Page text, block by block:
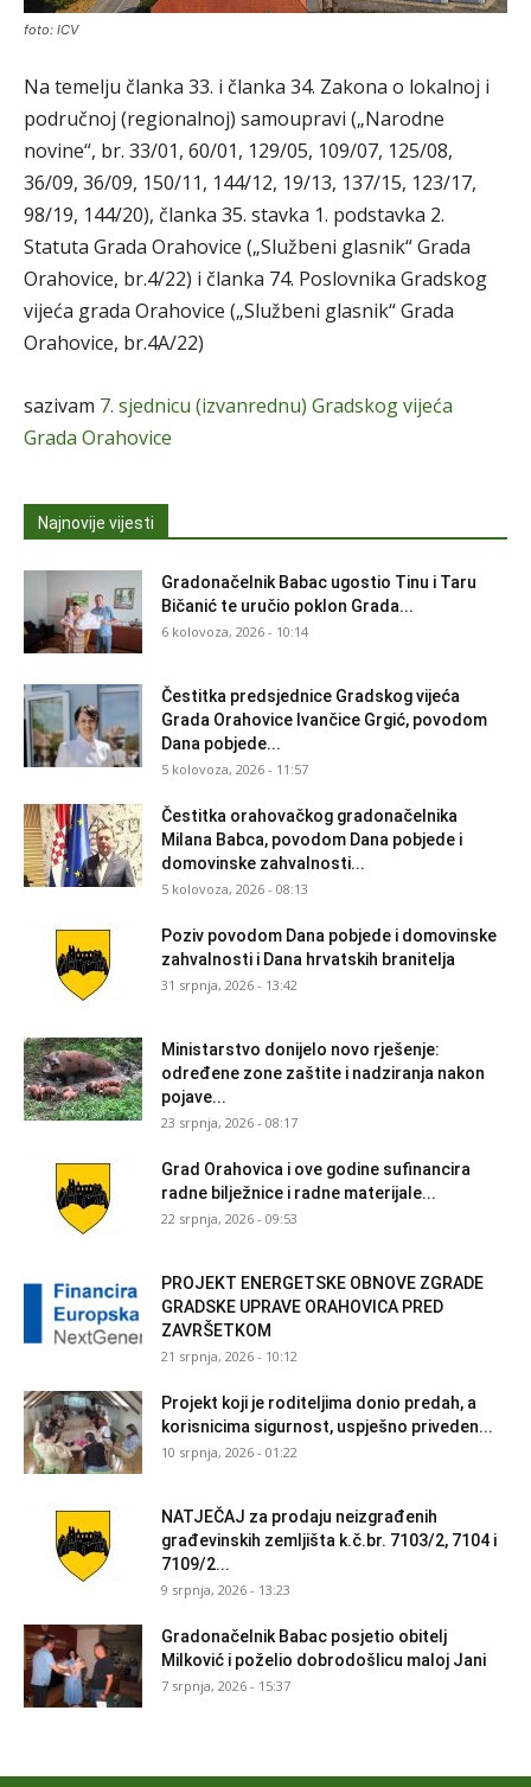
foto: ICV
Na temelju članka 33. i članka 34. Zakona o lokalnoj i
područnoj (regionalnoj) samoupravi („Narodne
novine“, br. 33/01, 60/01, 129/05, 109/07, 125/08,
36/09, 36/09, 150/11, 144/12, 19/13, 137/15, 123/17,
98/19, 144/20), članka 35. stavka 1. podstavka 2.
Statuta Grada Orahovice („Službeni glasnik“ Grada
Orahovice, br.4/22) i članka 74. Poslovnika Gradskog
vijeća grada Orahovice („Službeni glasnik“ Grada
Orahovice, br.4A/22)
sazivam 7. sjednicu (izvanrednu) Gradskog vijeća
Grada Orahovice
Najnovije vijesti
Gradonačelnik Babac ugostio Tinu i Taru
Bičanić te uručio poklon Grada...
6 kolovoza, 2026 - 10:14
Čestitka predsjednice Gradskog vijeća
Grada Orahovice Ivančice Grgić, povodom
Dana pobjede...
5 kolovoza, 2026 - 11:57
Čestitka orahovačkog gradonačelnika
Milana Babca, povodom Dana pobjede i
domovinske zahvalnosti...
5 kolovoza, 2026 - 08:13
Poziv povodom Dana pobjede i domovinske
zahvalnosti i Dana hrvatskih branitelja
31 srpnja, 2026 - 13:42
Ministarstvo donijelo novo rješenje:
određene zone zaštite i nadziranja nakon
pojave...
23 srpnja, 2026 - 08:17
Grad Orahovica i ove godine sufinancira
radne bilježnice i radne materijale...
22 srpnja, 2026 - 09:53
PROJEKT ENERGETSKE OBNOVE ZGRADE
GRADSKE UPRAVE ORAHOVICA PRED
ZAVRŠETKOM
21 srpnja, 2026 - 10:12
Projekt koji je roditeljima donio predah, a
korisnicima sigurnost, uspješno priveden...
10 srpnja, 2026 - 01:22
NATJEČAJ za prodaju neizgrađenih
građevinskih zemljišta k.č.br. 7103/2, 7104 i
7109/2...
9 srpnja, 2026 - 13:23
Gradonačelnik Babac posjetio obitelj
Milković i poželio dobrodošlicu maloj Jani
7 srpnja, 2026 - 15:37